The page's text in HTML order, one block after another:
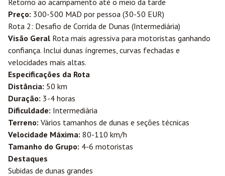
Retorno ao acampamento até o meio da tarde
Preço: 300-500 MAD por pessoa (30-50 EUR)
Rota 2: Desafio de Corrida de Dunas (Intermediária)
Visão Geral Rota mais agressiva para motoristas ganhando
confiança. Inclui dunas íngremes, curvas fechadas e
velocidades mais altas.
Especificações da Rota
Distância: 50 km
Duração: 3-4 horas
Dificuldade: Intermediária
Terreno: Vários tamanhos de dunas e seções técnicas
Velocidade Máxima: 80-110 km/h
Tamanho do Grupo: 4-6 motoristas
Destaques
Subidas de dunas grandes